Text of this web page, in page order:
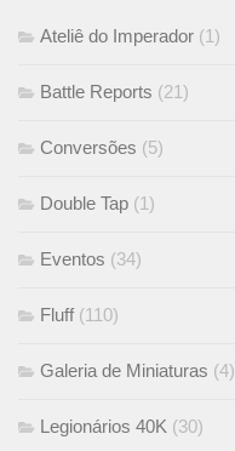
Ateliê do Imperador (1)
Battle Reports (21)
Conversões (5)
Double Tap (1)
Eventos (34)
Fluff (110)
Galeria de Miniaturas (4)
Legionários 40K (30)